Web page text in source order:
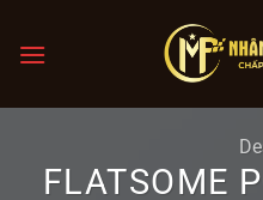
đến
dung
FLATSOME